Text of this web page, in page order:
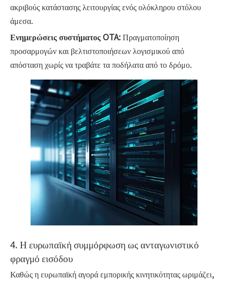
ακριβούς κατάστασης λειτουργίας ενός ολόκληρου στόλου
άμεσα.
Ενημερώσεις συστήματος OTA:Πραγματοποίηση
προσαρμογών και βελτιστοποιήσεων λογισμικού από
απόσταση χωρίς να τραβάτε τα ποδήλατα από το δρόμο.
4. Η ευρωπαϊκή συμμόρφωση ως ανταγωνιστικό
φραγμό εισόδου
Καθώς η ευρωπαϊκή αγορά εμπορικής κινητικότητας ωριμάζει,